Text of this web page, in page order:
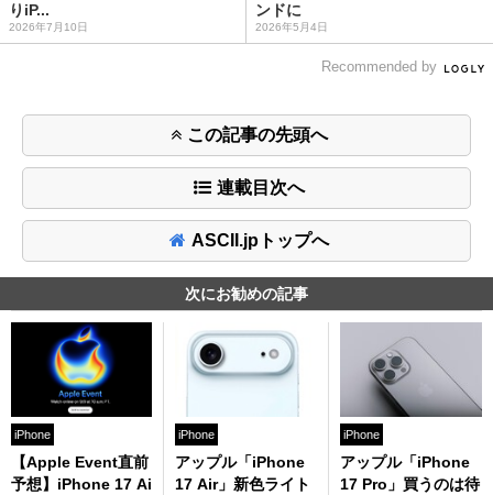
りiP...
2026年7月10日
ンドに
2026年5月4日
Recommended by
この記事の先頭へ
連載目次へ
ASCII.jpトップへ
次にお勧めの記事
iPhone
【Apple Event直前
予想】iPhone 17 Ai
iPhone
アップル「iPhone
17 Air」新色ライト
iPhone
アップル「iPhone
17 Pro」買うのは待